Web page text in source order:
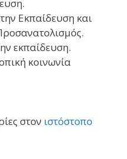
Εκπαίδευση και
εκπαίδευση.
κοινωνία
στον ιστόστοπο